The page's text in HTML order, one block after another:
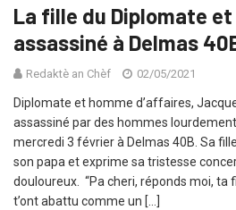
La fille du Diplomate
assassiné à Delmas
Redaktè an Chèf 02/05/2021
Diplomate et homme d’affaires,
assassiné par des hommes
mercredi 3 février à Delmas 40B. Sa
son papa et exprime sa tristesse
douloureux. “Pa cheri, réponds moi, ta
t’ont abattu comme un […]